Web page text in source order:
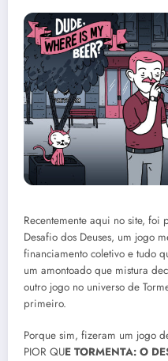
Recentemente aqui no site, foi
Desafio dos Deuses, um jogo
financiamento coletivo e tudo
um amontoado que mistura
outro jogo no universo de
primeiro.
Porque sim, fizeram um jogo
PIOR QUE TORMENTA: O